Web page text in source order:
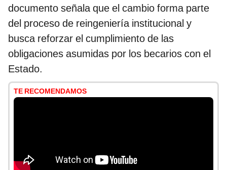
documento señala que el cambio forma parte
del proceso de reingeniería institucional y
busca reforzar el cumplimiento de las
obligaciones asumidas por los becarios con el
Estado.
TE RECOMENDAMOS